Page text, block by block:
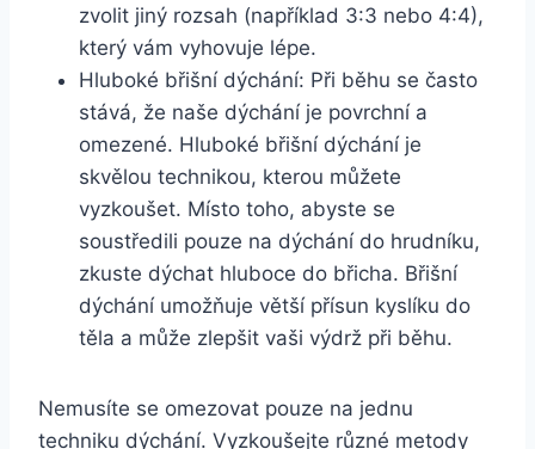
zvolit jiný rozsah (například 3:3 nebo 4:4),
který vám vyhovuje lépe.
Hluboké břišní dýchání: Při běhu se často
stává, že naše dýchání je povrchní a
omezené. Hluboké břišní dýchání je
skvělou technikou, kterou můžete
vyzkoušet. Místo toho, abyste se
soustředili pouze na dýchání do hrudníku,
zkuste dýchat hluboce do břicha. Břišní
dýchání umožňuje větší přísun kyslíku do
těla a může zlepšit vaši výdrž při běhu.
Nemusíte se omezovat pouze na jednu
techniku dýchání. Vyzkoušejte různé metody